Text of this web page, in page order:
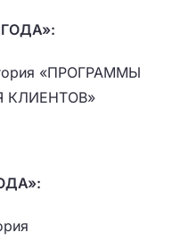
«ПРОГРАММЫ
КЛИЕНТОВ»